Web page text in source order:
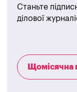
Станьте
ділової
Щомісячна